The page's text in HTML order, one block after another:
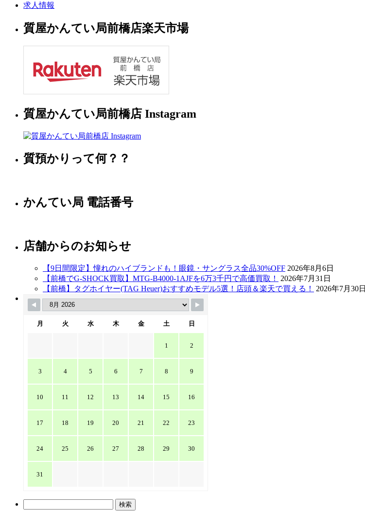
求人情報
質屋かんてい局前橋店楽天市場
質屋かんてい局前橋店 Instagram
質預かりって何？？
かんてい局 電話番号
店舗からのお知らせ
【9日間限定】憧れのハイブランドも！眼鏡・サングラス全品30%OFF 2026年8月6日
【前橋でG-SHOCK買取】MTG-B4000-1AJFを6万3千円で高価買取！
2026年7月31日
【前橋】タグホイヤー(TAG Heuer)おすすめモデル5選！店頭＆楽天で買える！
2026年7月30日
月 火 水 木 金 土 日
1 2
3 4 5 6 7 8 9
10 11 12 13 14 15 16
17 18 19 20 21 22 23
24 25 26 27 28 29 30
31